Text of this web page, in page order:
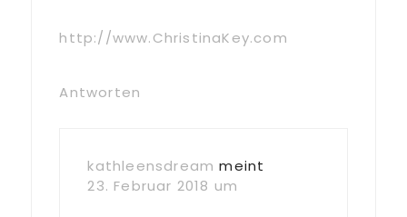
http://www.ChristinaKey.com
Antworten
kathleensdream meint
23. Februar 2018 um